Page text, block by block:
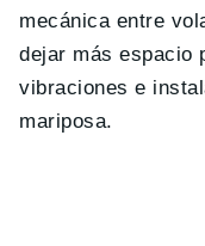
mecánica entre
dejar más espacio
vibraciones e
mariposa.